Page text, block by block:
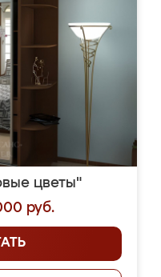
цветы"
руб.